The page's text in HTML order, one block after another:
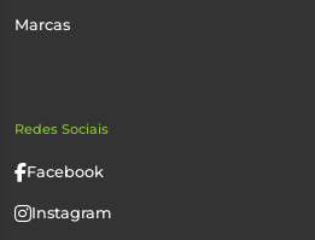
Marcas
Redes Sociais
Facebook
Instagram